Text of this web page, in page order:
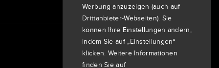
Werbung anzuzeigen (auch auf
Drittanbieter-Webseiten). Sie
können Ihre Einstellungen ändern,
indem Sie auf „Einstellungen“
klicken. Weitere Informationen
finden Sie auf